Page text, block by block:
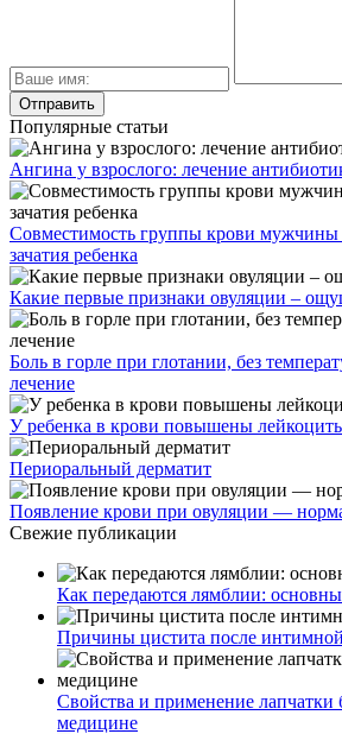
Популярные статьи
Ангина у взрослого: лечение
Совместимость группы крови
зачатия ребенка
Какие первые признаки овуляции –
Боль в горле при глотании, без
лечение
У ребенка в крови повышены
Периоральный дерматит
Появление крови при овуляции —
Свежие публикации
Как передаются лямблии:
Причины цистита после
Свойства и применение лапчатки
медицине